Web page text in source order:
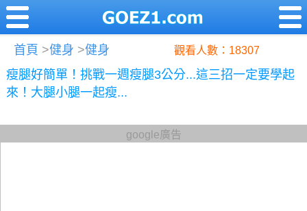
首頁 >健身 >健身 觀看人數：18307
瘦腿好簡單！挑戰一週瘦腿3公分...這三招一定要學起
來！大腿小腿一起瘦...
google廣告